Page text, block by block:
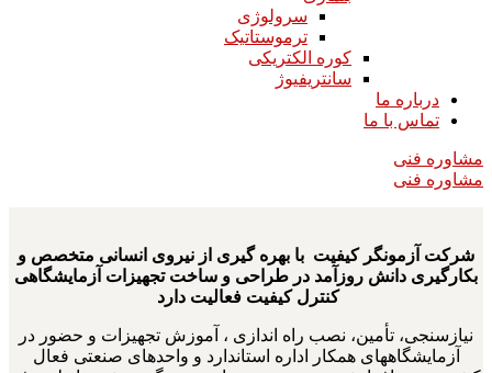
سرولوژی
ترموستاتیک
کوره الکتریکی
سانتریفیوژ
درباره ما
تماس با ما
مشاوره فنی
مشاوره فنی
شرکت آزمونگر کیفیت با بهره گیری از نیروی انسانی متخصص و
بکارگیری دانش روزآمد در طراحی و ساخت تجهیزات آزمایشگاهی
کنترل کیفیت فعالیت دارد
نیازسنجی، تأمین، نصب راه اندازی ، آموزش تجهیزات و حضور در
آزمایشگاههای همکار اداره استاندارد و واحدهای صنعتی فعال